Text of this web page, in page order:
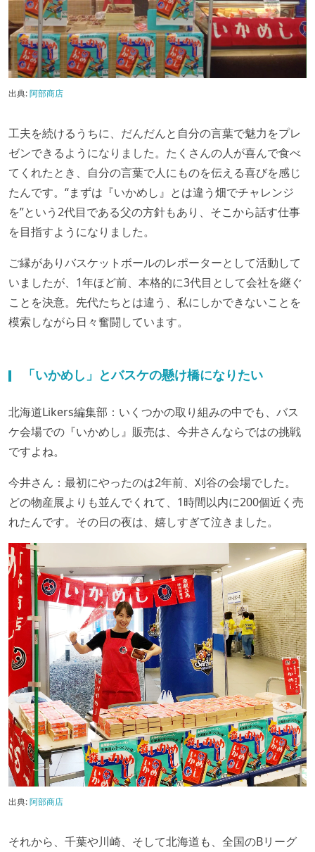
出典:阿部商店
工夫を続けるうちに、だんだんと自分の言葉で魅力をプレ
ゼンできるようになりました。たくさんの人が喜んで食べ
てくれたとき、自分の言葉で人にものを伝える喜びを感じ
たんです。“まずは『いかめし』とは違う畑でチャレンジ
を”という2代目である父の方針もあり、そこから話す仕事
を目指すようになりました。
ご縁がありバスケットボールのレポーターとして活動して
いましたが、1年ほど前、本格的に3代目として会社を継ぐ
ことを決意。先代たちとは違う、私にしかできないことを
模索しながら日々奮闘しています。
「いかめし」とバスケの懸け橋になりたい
北海道Likers編集部：いくつかの取り組みの中でも、バス
ケ会場での『いかめし』販売は、今井さんならではの挑戦
ですよね。
今井さん：最初にやったのは2年前、刈谷の会場でした。
どの物産展よりも並んでくれて、1時間以内に200個近く売
れたんです。その日の夜は、嬉しすぎて泣きました。
出典:阿部商店
それから、千葉や川崎、そして北海道も、全国のBリーグ